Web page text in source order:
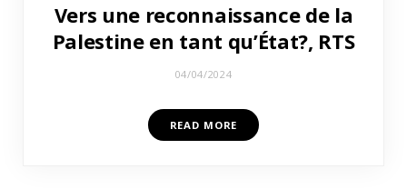
Vers une reconnaissance de la
Palestine en tant qu’État?, RTS
04/04/2024
READ MORE